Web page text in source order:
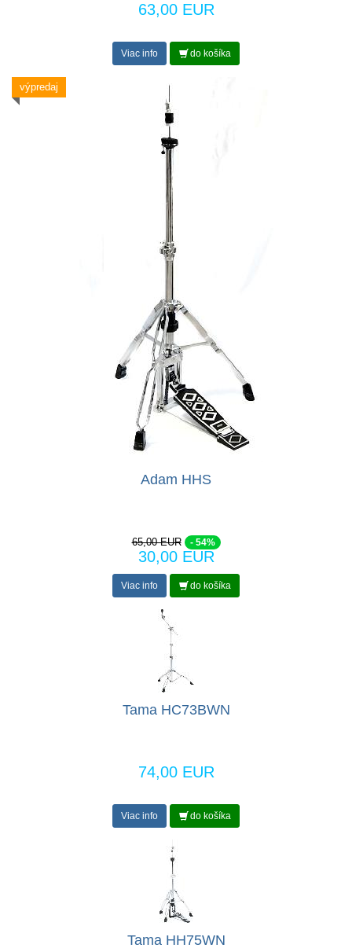
63,00 EUR
Viac info do košíka
výpredaj
Adam HHS
65,00 EUR - 54%
30,00 EUR
Viac info do košíka
Tama HC73BWN
74,00 EUR
Viac info do košíka
Tama HH75WN